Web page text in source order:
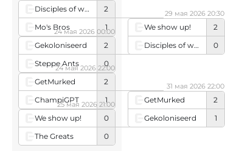
Disciples of wosmphocles
2
Mo's Bros
1
Gekoloniseerd
2
Steppe Ants
0
24 мая 2026 00:00
GetMurked
2
ChampiGPT
1
24 мая 2026 22:00
We show up!
0
The Greats
0
25 мая 2026 21:00
We show up!
2
Disciples of wosmphocles
0
29 мая 2026 20:30
GetMurked
2
Gekoloniseerd
1
31 мая 2026 22:00